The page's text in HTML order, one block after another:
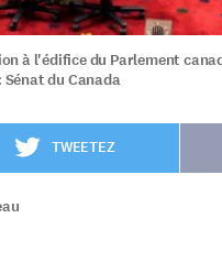
à l'édifice du Parlement
du Canada
TWEETEZ